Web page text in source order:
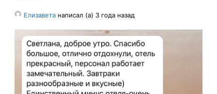
Елизавета написал (а) 3 года назад